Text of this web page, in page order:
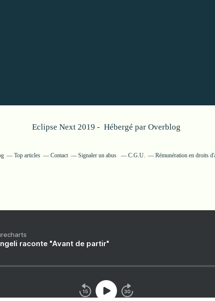
Eclipse Next 2019 - Hébergé par Overblog
Top articles Contact Signaler un abus C.G.U. Rémunération en droits
raconte "Avant de partir"